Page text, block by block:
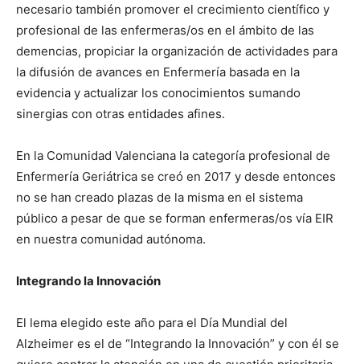
necesario también promover el crecimiento científico y
profesional de las enfermeras/os en el ámbito de las
demencias, propiciar la organización de actividades para
la difusión de avances en Enfermería basada en la
evidencia y actualizar los conocimientos sumando
sinergias con otras entidades afines.
En la Comunidad Valenciana la categoría profesional de
Enfermería Geriátrica se creó en 2017 y desde entonces
no se han creado plazas de la misma en el sistema
público a pesar de que se forman enfermeras/os vía EIR
en nuestra comunidad autónoma.
Integrando la Innovación
El lema elegido este año para el Día Mundial del
Alzheimer es el de “Integrando la Innovación” y con él se